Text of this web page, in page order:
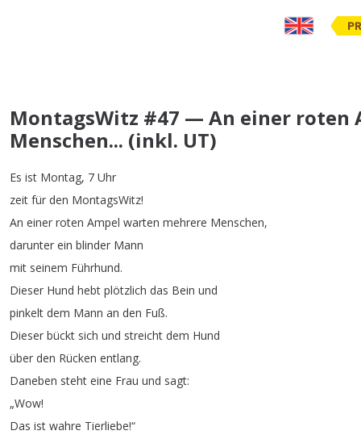
MontagsWitz #47 — An einer roten
Menschen... (inkl. UT)
Es ist Montag, 7 Uhr
zeit für den MontagsWitz!
An einer roten Ampel warten mehrere Menschen,
darunter ein blinder Mann
mit seinem Führhund.
Dieser Hund hebt plötzlich das Bein und
pinkelt dem Mann an den Fuß.
Dieser bückt sich und streicht dem Hund
über den Rücken entlang.
Daneben steht eine Frau und sagt:
„Wow!
Das ist wahre Tierliebe!“